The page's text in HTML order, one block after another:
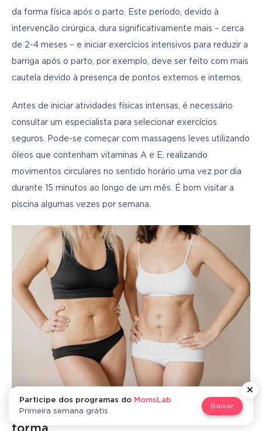
da forma física após o parto. Este período, devido à
intervenção cirúrgica, dura significativamente mais – cerca
de 2-4 meses – e iniciar exercícios intensivos para reduzir a
barriga após o parto, por exemplo, deve ser feito com mais
cautela devido à presença de pontos externos e internos.
Antes de iniciar atividades físicas intensas, é necessário
consultar um especialista para selecionar exercícios
seguros. Pode-se começar com massagens leves utilizando
óleos que contenham vitaminas A e E, realizando
movimentos circulares no sentido horário uma vez por dia
durante 15 minutos ao longo de um mês. É bom visitar a
piscina algumas vezes por semana.
Aspectos psicológicos do retorno à
forma
Participe dos programas do MomsLab
Primeira semana grátis
Baixar